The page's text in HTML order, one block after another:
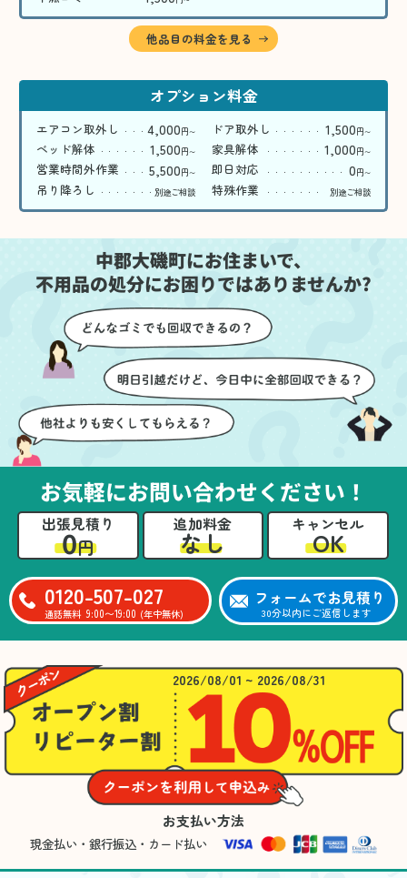
他品目の料金を見る
オプション料金
エアコン取外し 4,000円〜 ドア取外し 1,500円〜
ベッド解体 1,500円〜 家具解体 1,000円〜
営業時間外作業 5,500円〜 即日対応 0円〜
吊り降ろし 別途ご相談 特殊作業 別途ご相談
中郡大磯町にお住まいで、
不用品の処分にお困りではありませんか?
お気軽にお問い合わせください！
出張見積り
0円
追加料金
なし
キャンセル
OK
0120-507-027
通話無料 9:00〜19:00 (年中無休)
フォームでお見積り
30分以内にご返信します
2026/08/01 ~ 2026/08/31
お支払い方法
現金払い・銀行振込・カード払い